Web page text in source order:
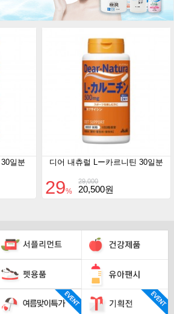
일분 디어 내츄럴 Lー카르니틴 30일분
29,000
29% 20,500원